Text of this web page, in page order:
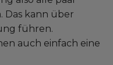
Das kann über
führen.
auch einfach eine